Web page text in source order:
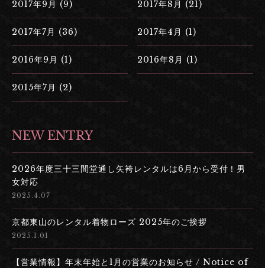
2017年9月 (9) 2017年8月 (21)
2017年7月 (36) 2017年4月 (1)
2016年9月 (1) 2016年8月 (1)
2015年7月 (2)
NEW ENTRY
2026年度三十三間堂通し矢袴レンタルは6月から受付！男
女対応
2025.4.07
京都東山のレンタル着物ローズ 2025年のご挨拶
2025.1.01
【営業情報】年末年始と1月の営業のお知らせ / Notice of